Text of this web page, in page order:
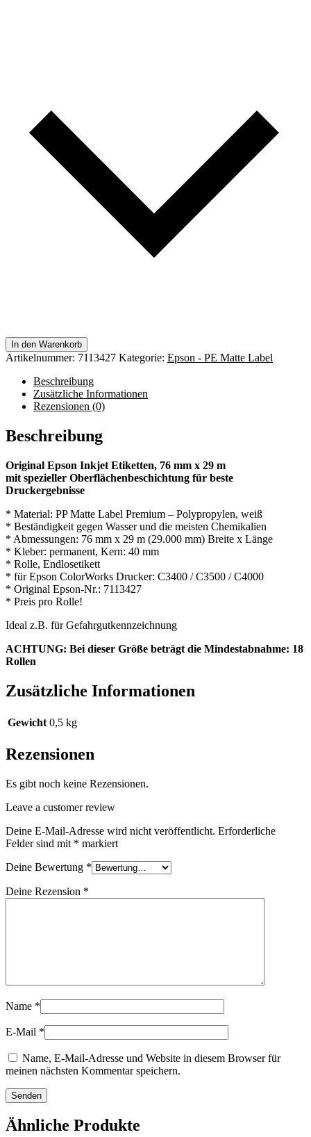
In den Warenkorb
Artikelnummer: 7113427 Kategorie: Epson - PE Matte Label
Beschreibung
Zusätzliche Informationen
Rezensionen (0)
Beschreibung
Original Epson Inkjet Etiketten, 76 mm x 29 m
mit spezieller Oberflächenbeschichtung für beste
Druckergebnisse
* Material: PP Matte Label Premium – Polypropylen, weiß
* Beständigkeit gegen Wasser und die meisten Chemikalien
* Abmessungen: 76 mm x 29 m (29.000 mm) Breite x Länge
* Kleber: permanent, Kern: 40 mm
* Rolle, Endlosetikett
* für Epson ColorWorks Drucker: C3400 / C3500 / C4000
* Original Epson-Nr.: 7113427
* Preis pro Rolle!
Ideal z.B. für Gefahrgutkennzeichnung
ACHTUNG: Bei dieser Größe beträgt die Mindestabnahme: 18
Rollen
Zusätzliche Informationen
Gewicht 0,5 kg
Rezensionen
Es gibt noch keine Rezensionen.
Leave a customer review
Deine E-Mail-Adresse wird nicht veröffentlicht. Erforderliche
Felder sind mit * markiert
Deine Bewertung *
Deine Rezension *
Name *
E-Mail *
Name, E-Mail-Adresse und Website in diesem Browser für
meinen nächsten Kommentar speichern.
Ähnliche Produkte